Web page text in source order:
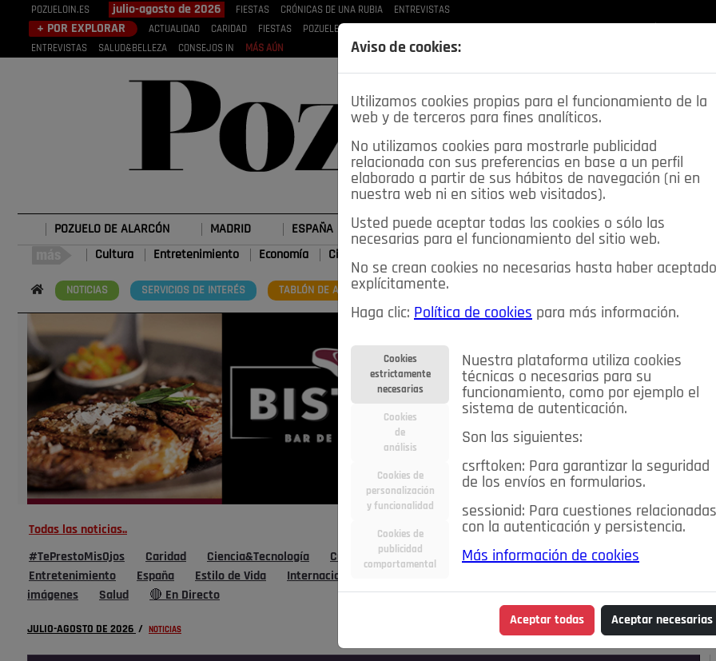
POZUELOIN.ES julio-agosto de 2026 FIESTAS CRÓNICAS DE UNA RUBIA ENTREVISTAS
+ POR EXPLORAR ACTUALIDAD CARIDAD FIESTAS POZUELEROS CRÓNICAS DE
ENTREVISTAS
SALUD&BELLEZA CONSEJOS IN MÁS AÚN
POZUELO DE ALARCÓN MADRID ESPAÑA DEPORTES OPINIÓN IN SALUD 🔴 EN DIRECTO
Cultura Entretenimiento Economía Ciencia&Tecnología
NOTICIAS SERVICIOS DE INTERÉS TABLÓN DE ANUNCIOS MIS ANUNCIOS
Todas las noticias..
#TePrestoMisOjos Caridad Ciencia&Tecnología Cultura Deportes Economía
Educación
Entretenimiento
España Estilo de Vida Internacional
imágenes
Salud 🔴 En Directo
JULIO-AGOSTO DE 2026 / NOTICIAS
Aviso de cookies:
Utilizamos cookies propias para el funcionamiento de la
web y de terceros para fines analíticos.
No utilizamos cookies para mostrarle publicidad
relacionada con sus preferencias en base a un perfil
elaborado a partir de sus hábitos de navegación (ni en
nuestra web ni en sitios web visitados).
Usted puede aceptar todas las cookies o sólo las
necesarias para el funcionamiento del sitio web.
No se crean cookies no necesarias hasta haber aceptado
explícitamente.
Haga clic: Política de cookies para más información.
Cookies
estrictamente
necesarias
Cookies
de
análisis
Cookies de
personalización
y funcionalidad
Cookies de
publicidad
comportamental
Nuestra plataforma utiliza cookies
técnicas o necesarias para su
funcionamiento, como por ejemplo el
sistema de autenticación.
Son las siguientes:
csrftoken: Para garantizar la seguridad
de los envíos en formularios.
sessionid: Para cuestiones relacionadas
con la autenticación y persistencia.
Más información de cookies
Aceptar todas Aceptar necesarias